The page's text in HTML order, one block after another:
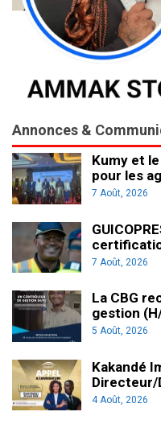
Annonces &
Kumy et
pour les
7 Août, 2026
7 Août, 2026
La CBG
gestion
5 Août, 2026
Kakandé
4 Août, 2026